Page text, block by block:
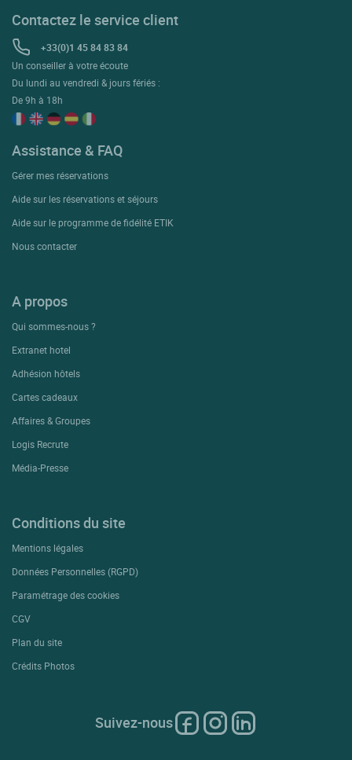
Contactez le service client
+33(0)1 45 84 83 84
Un conseiller à votre écoute
Du lundi au vendredi & jours fériés :
De 9h à 18h
Assistance & FAQ
Gérer mes réservations
Aide sur les réservations et séjours
Aide sur le programme de fidélité ETIK
Nous contacter
A propos
Qui sommes-nous ?
Extranet hotel
Adhésion hôtels
Cartes cadeaux
Affaires & Groupes
Logis Recrute
Média-Presse
Conditions du site
Mentions légales
Données Personnelles (RGPD)
Paramétrage des cookies
CGV
Plan du site
Crédits Photos
Suivez-nous